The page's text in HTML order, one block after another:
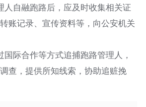
人自融跑路后，应及时收集相关证
账记录、宣传资料等，向公安机关
际合作等方式追捕跑路管理人，
查，提供所知线索，协助追赃挽